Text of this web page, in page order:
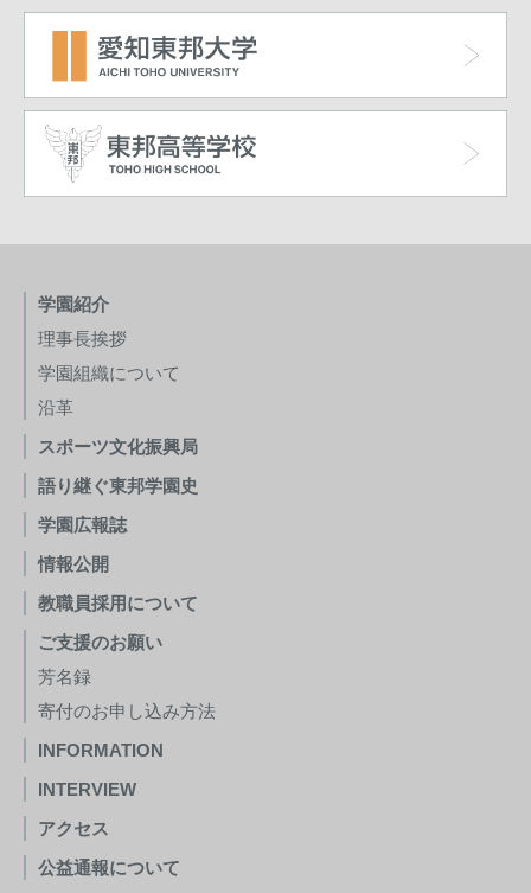
学園紹介
理事長挨拶
学園組織について
沿革
スポーツ文化振興局
語り継ぐ東邦学園史
学園広報誌
情報公開
教職員採用について
ご支援のお願い
芳名録
寄付のお申し込み方法
INFORMATION
INTERVIEW
アクセス
公益通報について